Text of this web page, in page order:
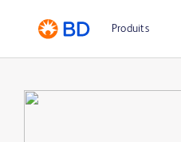
Produits